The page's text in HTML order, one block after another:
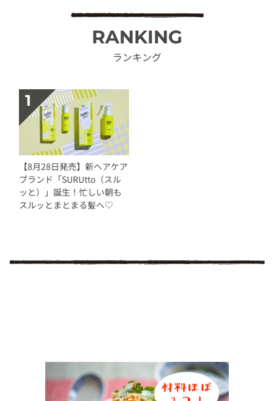
RANKING
ランキング
【8月28日発売】新ヘアケア
ブランド「SURUtto（スル
ッと）」誕生！忙しい朝も
スルッとまとまる髪へ♡